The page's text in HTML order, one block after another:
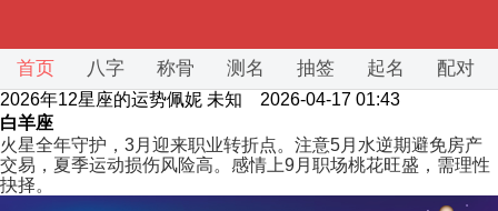
首页 八字 称骨 测名 抽签 起名 配对
2026年12星座的运势佩妮 未知 2026-04-17 01:43
白羊座
火星全年守护，3月迎来职业转折点。注意5月水逆期避免房产
交易，夏季运动损伤风险高。感情上9月职场桃花旺盛，需理性
抉择。